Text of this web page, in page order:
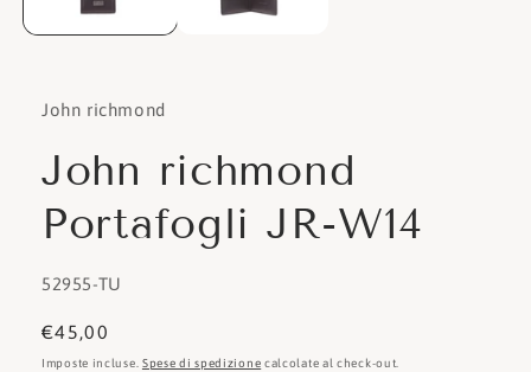
John richmond
John richmond
Portafogli JR-W14
SKU:
52955-TU
Prezzo
di
€45,00
Imposte incluse. Spese di spedizione calcolate al check-out.